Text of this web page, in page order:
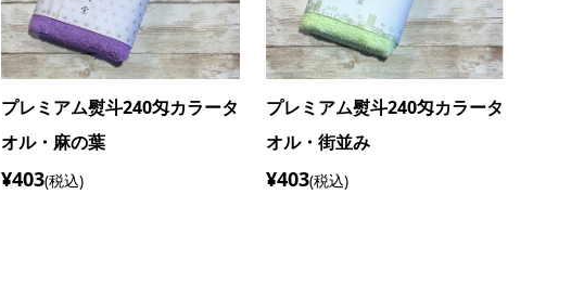
プレミアム熨斗240匁カラータ
オル・桜
¥403(税込)
プレミアム熨斗240匁カラータ
オル・クロッカス
¥403(税込)